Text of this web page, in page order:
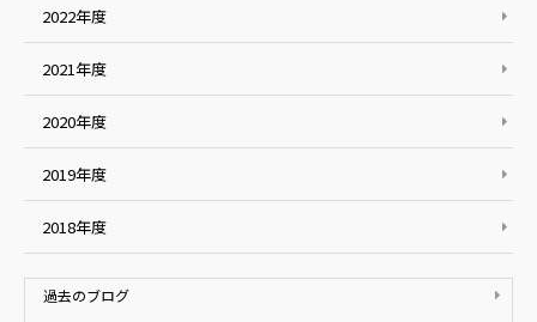
2022年度
2021年度
2020年度
2019年度
2018年度
過去のブログ